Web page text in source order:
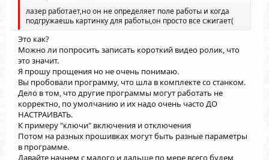
лазер работает,но он не определяет поле работы и когда
подгружаешь картинку для работы,он просто все сжигает(
Это как?
Можно ли попросить записать короткий видео ролик, что
это значит.
Я прошу прощения но не очень понимаю.
Вы пробовали программу, что шла в комплекте со станком.
Дело в том, что другие программы могут работать не
корректно, по умолчанию и их надо очень часто ДО
НАСТРАИВАТЬ.
К примеру "ключи" включения и отключения
Потом на разных прошивках могут быть разные параметры
в программе.